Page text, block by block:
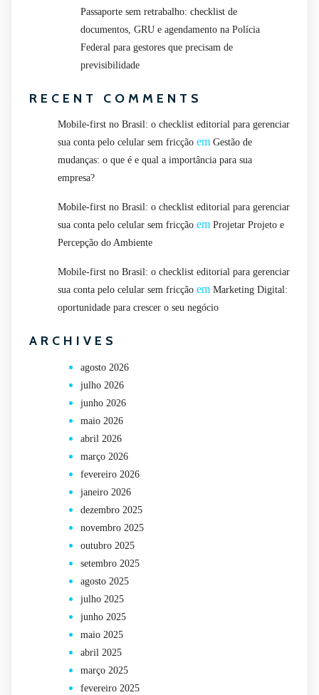
Passaporte sem retrabalho: checklist de
documentos, GRU e agendamento na Polícia
Federal para gestores que precisam de
previsibilidade
RECENT COMMENTS
Mobile-first no Brasil: o checklist editorial para gerenciar
sua conta pelo celular sem fricção em Gestão de
mudanças: o que é e qual a importância para sua
empresa?
Mobile-first no Brasil: o checklist editorial para gerenciar
sua conta pelo celular sem fricção em Projetar Projeto e
Percepção do Ambiente
Mobile-first no Brasil: o checklist editorial para gerenciar
sua conta pelo celular sem fricção em Marketing Digital:
oportunidade para crescer o seu negócio
ARCHIVES
agosto 2026
julho 2026
junho 2026
maio 2026
abril 2026
março 2026
fevereiro 2026
janeiro 2026
dezembro 2025
novembro 2025
outubro 2025
setembro 2025
agosto 2025
julho 2025
junho 2025
maio 2025
abril 2025
março 2025
fevereiro 2025